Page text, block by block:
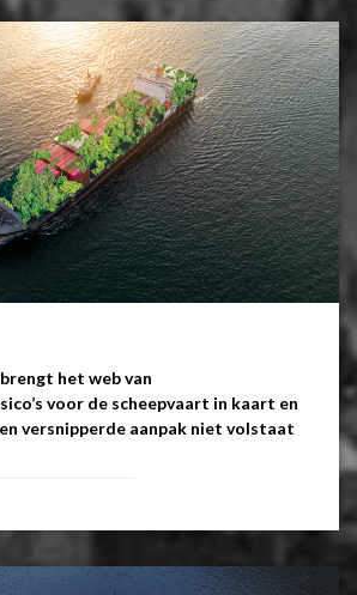
het web van
voor de scheepvaart in kaart en
versnipperde aanpak niet volstaat